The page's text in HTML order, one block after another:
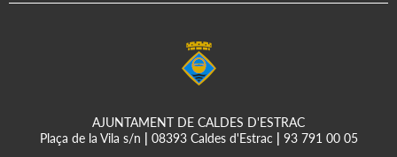
AJUNTAMENT DE CALDES D'ESTRAC
Plaça de la Vila s/n
08393 Caldes d'Estrac 93 791 00 05